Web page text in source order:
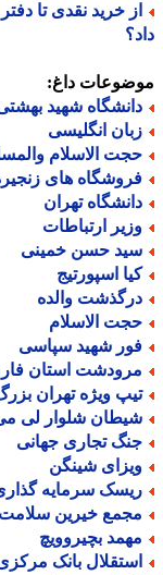
خرید نقدی تا دفتر
داغ:
شهید بهشتی
انگلیسی
الاسلام
های زنجیره
تهران
ارتباطات
حسن خمینی
اسپورتیج
والده
الاسلام
شهید سپاسی
استان فارس
ویژه تهران بزرگ
شلوار لی می
تجاری جهانی
شینگن
سرمایه گذاری
خیرین سلامت
بچیروویچ
بانک مرکزی